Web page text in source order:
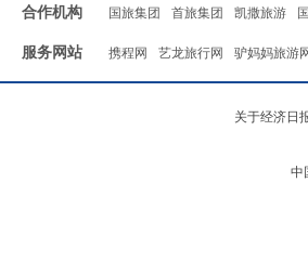
合作机构 国旅集团 首旅集团 凯撒旅游
服务网站 携程网 艺龙旅行网 驴妈妈旅游
关于经济日
中